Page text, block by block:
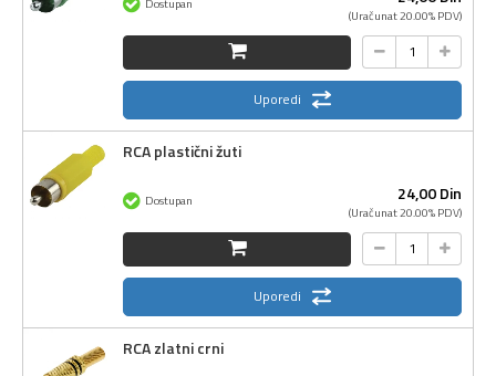
(Uračunat 20.00% PDV)
Uporedi
RCA plastični žuti
24,00Din
(Uračunat 20.00% PDV)
Dostupan
Uporedi
RCA zlatni crni